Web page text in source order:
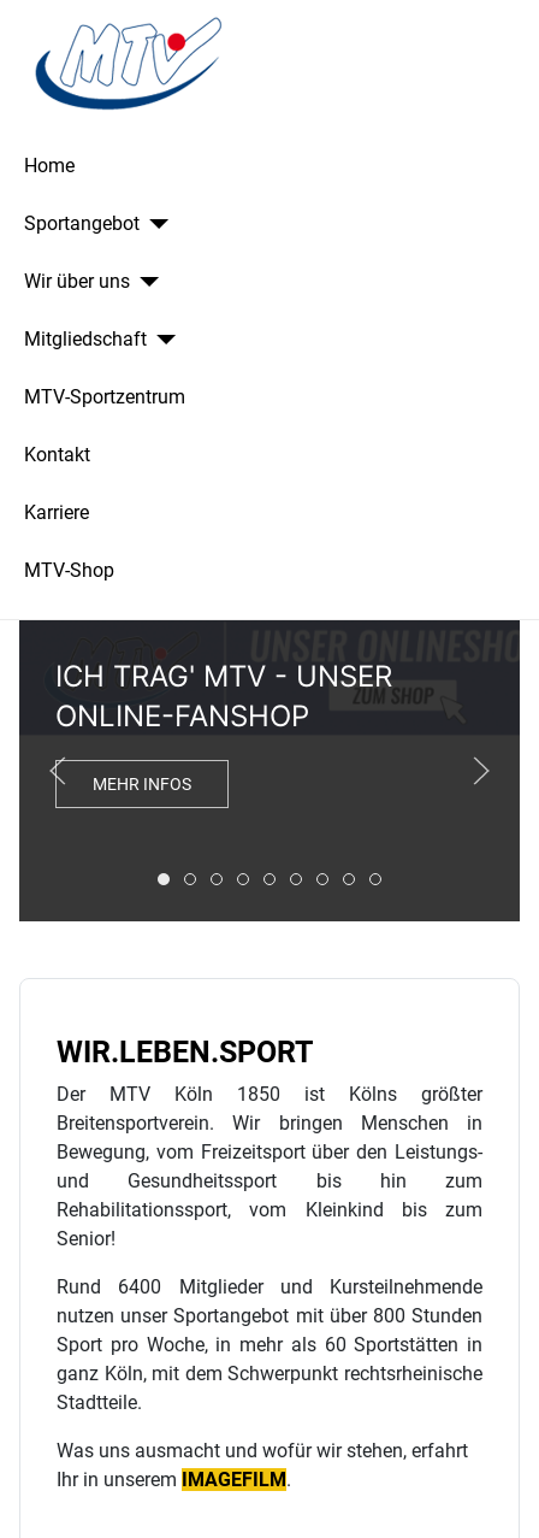
Home
Sportangebot
Wir über uns
Mitgliedschaft
MTV-Sportzentrum
Kontakt
Karriere
MTV-Shop
ICH TRAG' MTV - UNSER
ONLINE-FANSHOP
MEHR INFOS
ICH TRAG' MTV - UNSER ONLINE-FANSHOP
ONLINE SPENDEN - JETZT DEINEN
FIT DURCH DIE SOMMERFERIEN
SOMMER-WASSERKURSE JETZT
HOT! UNSER ZUMBA & LIFT
CROWDFUNDING-
DEIN GYM IST ÜBERALL!
SOMMERFERIEN:
KOSTENLOSES
WIR.LEBEN.SPORT
Der MTV Köln 1850 ist Kölns größter
Breitensportverein. Wir bringen Menschen in
Bewegung, vom Freizeitsport über den Leistungs-
und Gesundheitssport bis hin zum
Rehabilitationssport, vom Kleinkind bis zum
Senior!
Rund 6400 Mitglieder und Kursteilnehmende
nutzen unser Sportangebot mit über 800 Stunden
Sport pro Woche, in mehr als 60 Sportstätten in
ganz Köln, mit dem Schwerpunkt rechtsrheinische
Stadtteile.
Was uns ausmacht und wofür wir stehen, erfahrt
Ihr in unserem IMAGEFILM.